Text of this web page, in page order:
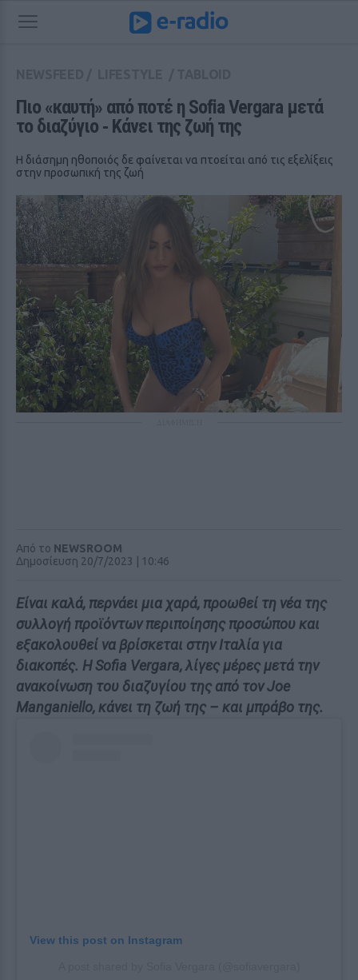
Πιο «καυτή» από ποτέ η Sofia Vergara μετά
το διαζύγιο ‑ Κάνει της ζωή της
Η διάσημη ηθοποιός δε φαίνεται να πτοείται από τις εξελίξεις
στην προσωπική της ζωή
Από το NEWSROOM
Δημοσίευση 20/7/2023 | 10:46
Είναι καλά, περνάει μια χαρά, προωθεί τη νέα της
συλλογή προϊόντων περιποίησης προσώπου και
εξακολουθεί να βρίσκεται στην Ιταλία για
διακοπές. Η Sofia Vergara, λίγες μέρες μετά την
ανακοίνωση του διαζυγίου της από τον Joe
Manganiello, κάνει τη ζωή της – και μπράβο της.
View this post on Instagram